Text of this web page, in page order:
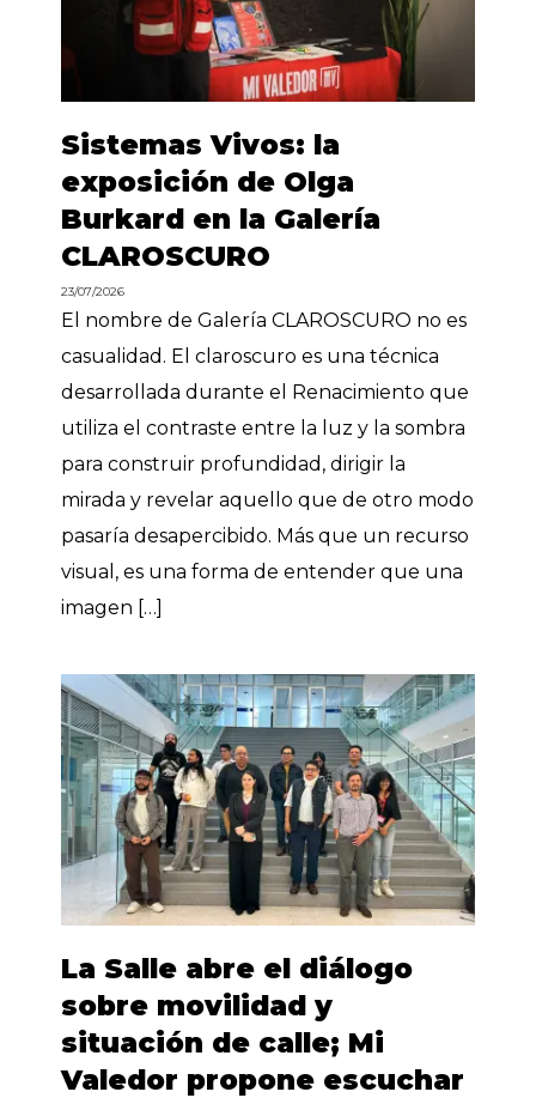
Sistemas Vivos: la
exposición de Olga
Burkard en la Galería
CLAROSCURO
23/07/2026
El nombre de Galería CLAROSCURO no es
casualidad. El claroscuro es una técnica
desarrollada durante el Renacimiento que
utiliza el contraste entre la luz y la sombra
para construir profundidad, dirigir la
mirada y revelar aquello que de otro modo
pasaría desapercibido. Más que un recurso
visual, es una forma de entender que una
imagen […]
La Salle abre el diálogo
sobre movilidad y
situación de calle; Mi
Valedor propone escuchar